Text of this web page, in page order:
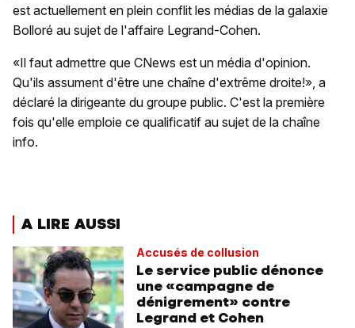
est actuellement en plein conflit les médias de la galaxie
Bolloré au sujet de l'affaire Legrand-Cohen.
«Il faut admettre que CNews est un média d'opinion.
Qu'ils assument d'être une chaîne d'extrême droite!», a
déclaré la dirigeante du groupe public. C'est la première
fois qu'elle emploie ce qualificatif au sujet de la chaîne
info.
A LIRE AUSSI
Accusés de collusion
Le service public dénonce
une «campagne de
dénigrement» contre
Legrand et Cohen